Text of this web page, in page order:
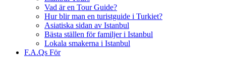
Vad är en Tour Guide?
Hur blir man en turistguide i Turkiet?
Asiatiska sidan av Istanbul
Bästa ställen för familjer i Istanbul
Lokala smakerna i Istanbul
F.A.Qs För